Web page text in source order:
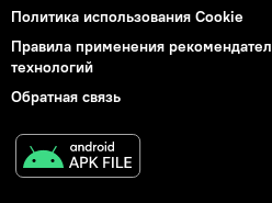
Политика использования Cookie
Правила применения
технологий
Обратная связь